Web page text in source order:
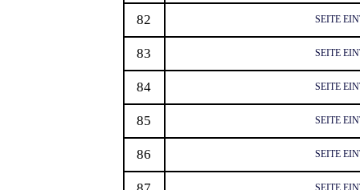
82 SEITE
83 SEITE
84 SEITE
85 SEITE
86 SEITE
SEITE